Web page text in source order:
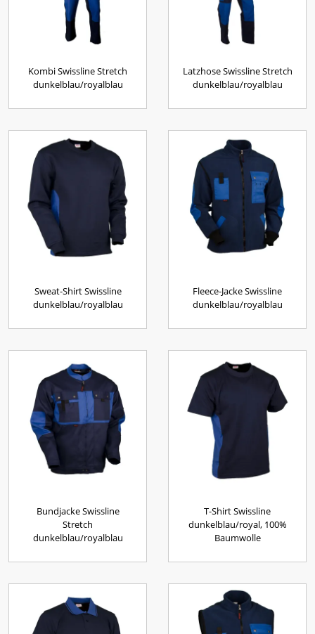
Kombi Swissline Stretch
dunkelblau/royalblau
Latzhose Swissline Stretch
dunkelblau/royalblau
Sweat-Shirt Swissline
dunkelblau/royalblau
Fleece-Jacke Swissline
dunkelblau/royalblau
Bundjacke Swissline
Stretch
dunkelblau/royalblau
T-Shirt Swissline
dunkelblau/royal, 100%
Baumwolle